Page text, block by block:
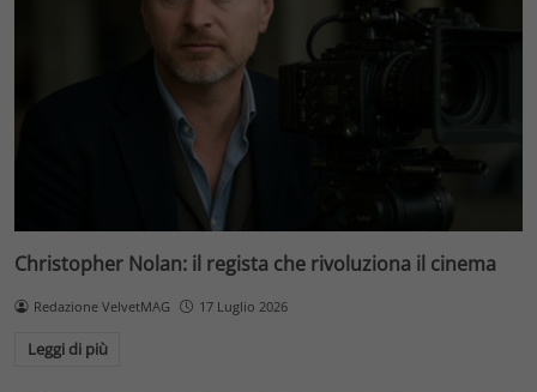
Christopher Nolan: il regista che rivoluziona il cinema
Redazione VelvetMAG 17 Luglio 2026
Leggi di più